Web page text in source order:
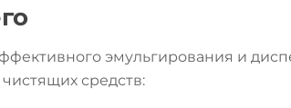
эмульгирования и
средств: